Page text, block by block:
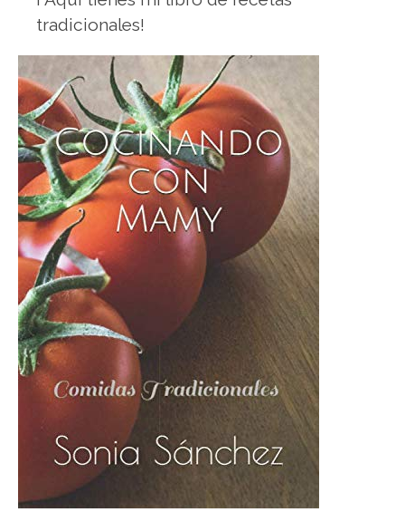
tradicionales!